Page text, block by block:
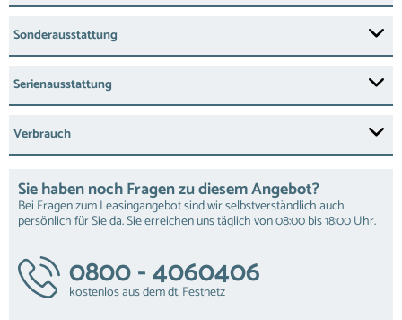
Sonderausstattung
Serienausstattung
Verbrauch
Sie haben noch Fragen zu diesem Angebot?
Bei Fragen zum Leasingangebot sind wir selbstverständlich auch
persönlich für Sie da. Sie erreichen uns täglich von 08:00 bis 18:00 Uhr.
0800 - 4060406
kostenlos aus dem dt. Festnetz